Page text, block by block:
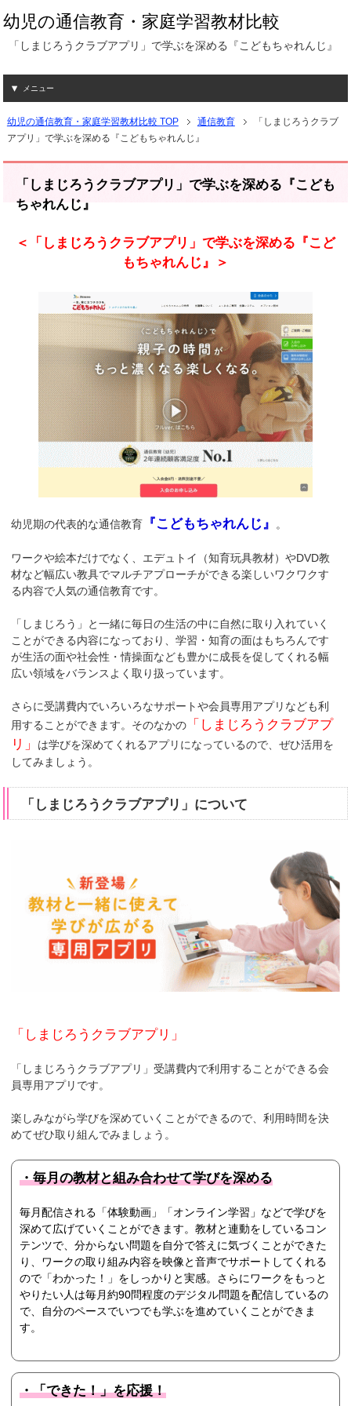
幼児の通信教育・家庭学習教材比較
「しまじろうクラブアプリ」で学ぶを深める『こどもちゃれんじ』
メニュー
幼児の通信教育・家庭学習教材比較 TOP 通信教育
「しまじろうクラブ
アプリ」で学ぶを深める『こどもちゃれんじ』
「しまじろうクラブアプリ」で学ぶを深める『こども
ちゃれんじ』
＜「しまじろうクラブアプリ」で学ぶを深める『こど
もちゃれんじ』＞
幼児期の代表的な通信教育 『こどもちゃれんじ』 。
ワークや絵本だけでなく、エデュトイ（知育玩具教材）やDVD教
材など幅広い教具でマルチアプローチができる楽しいワクワクす
る内容で人気の通信教育です。
「しまじろう」と一緒に毎日の生活の中に自然に取り入れていく
ことができる内容になっており、学習・知育の面はもちろんです
が生活の面や社会性・情操面なども豊かに成長を促してくれる幅
広い領域をバランスよく取り扱っています。
さらに受講費内でいろいろなサポートや会員専用アプリなども利
用することができます。そのなかの
「しまじろうクラブアプ
リ」
は学びを深めてくれるアプリになっているので、ぜひ活用を
してみましょう。
「しまじろうクラブアプリ」について
「しまじろうクラブアプリ」
「しまじろうクラブアプリ」受講費内で利用することができる会
員専用アプリです。
楽しみながら学びを深めていくことができるので、利用時間を決
めてぜひ取り組んでみましょう。
・毎月の教材と組み合わせて学びを深める
毎月配信される「体験動画」「オンライン学習」などで学びを
深めて広げていくことができます。教材と連動をしているコン
テンツで、分からない問題を自分で答えに気づくことができた
り、ワークの取り組み内容を映像と音声でサポートしてくれる
ので「わかった！」をしっかりと実感。さらにワークをもっと
やりたい人は毎月約90問程度のデジタル問題を配信しているの
で、自分のペースでいつでも学ぶを進めていくことができま
す。
・「できた！」を応援！